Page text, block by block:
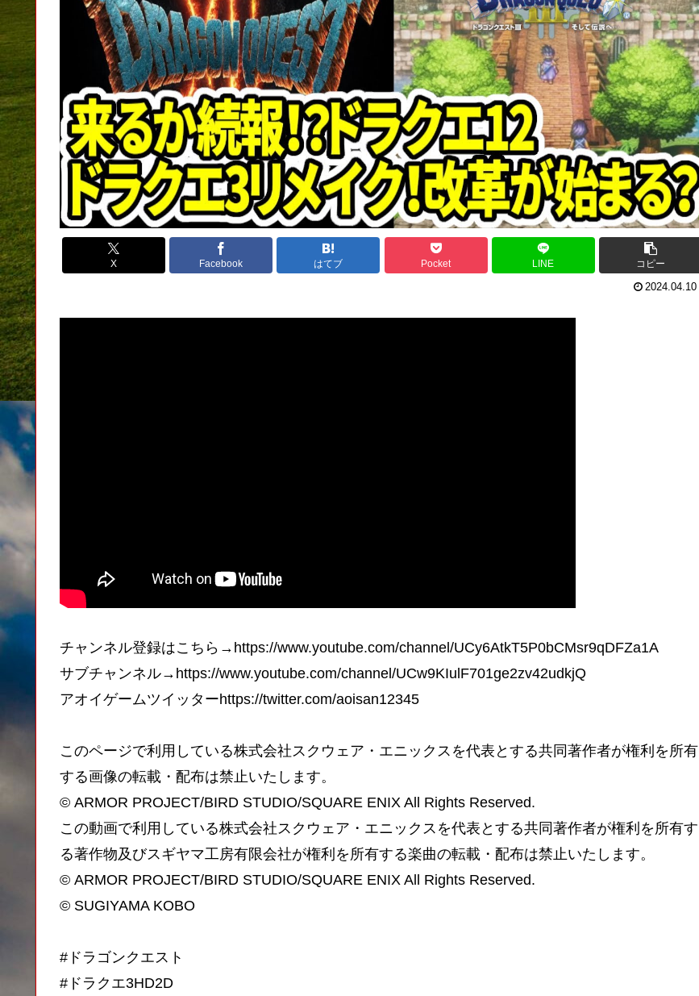
X Facebook はてブ Pocket LINE コピー
2024.04.10
チャンネル登録はこちら→https://www.youtube.com/channel/UCy6AtkT5P0bCMsr9qDFZa1A
サブチャンネル→https://www.youtube.com/channel/UCw9KIulF701ge2zv42udkjQ
アオイゲームツイッターhttps://twitter.com/aoisan12345
このページで利用している株式会社スクウェア・エニックスを代表とする共同著作者が権利を所有
する画像の転載・配布は禁止いたします。
© ARMOR PROJECT/BIRD STUDIO/SQUARE ENIX All Rights Reserved.
この動画で利用している株式会社スクウェア・エニックスを代表とする共同著作者が権利を所有す
る著作物及びスギヤマ工房有限会社が権利を所有する楽曲の転載・配布は禁止いたします。
© ARMOR PROJECT/BIRD STUDIO/SQUARE ENIX All Rights Reserved.
© SUGIYAMA KOBO
#ドラゴンクエスト
#ドラクエ3HD2D